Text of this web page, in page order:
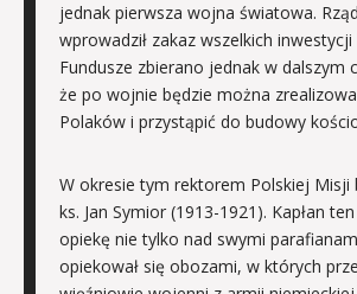
jednak pierwsza wojna światowa.
wprowadził zakaz wszelkich
Fundusze zbierano jednak w dalszym
że po wojnie będzie można
Polaków i przystąpić do budowy
W okresie tym rektorem Polskiej Misji
ks. Jan Symior (1913-1921). Kapłan
opiekę nie tylko nad swymi
opiekował się obozami, w których